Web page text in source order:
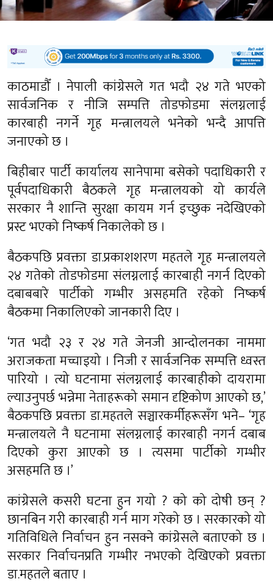
काठमाडौँ । नेपाली कांग्रेसले गत भदौ २४ गते भएको
सार्वजनिक र नीजि सम्पत्ति तोडफोडमा संलग्नलाई
कारबाही नगर्ने गृह मन्त्रालयले भनेको भन्दै आपत्ति
जनाएको छ ।
बिहीबार पार्टी कार्यालय सानेपामा बसेको पदाधिकारी र
पूर्वपदाधिकारी बैठकले गृह मन्त्रालयको यो कार्यले
सरकार नै शान्ति सुरक्षा कायम गर्न इच्छुक नदेखिएको
प्रस्ट भएको निष्कर्ष निकालेको छ ।
बैठकपछि प्रवक्ता डा.प्रकाशशरण महतले गृह मन्त्रालयले
२४ गतेको तोडफोडमा संलग्नलाई कारबाही नगर्न दिएको
दबाबबारे पार्टीको गम्भीर असहमति रहेको निष्कर्ष
बैठकमा निकालिएको जानकारी दिए ।
‘गत भदौ २३ र २४ गते जेनजी आन्दोलनका नाममा
अराजकता मच्चाइयो । निजी र सार्वजनिक सम्पत्ति ध्वस्त
पारियो । त्यो घटनामा संलग्नलाई कारबाहीको दायरामा
ल्याउनुपर्छ भन्नेमा नेताहरूको समान दृष्टिकोण आएको छ,’
बैठकपछि प्रवक्ता डा.महतले सञ्चारकर्मीहरूसँग भने– ‘गृह
मन्त्रालयले नै घटनामा संलग्नलाई कारबाही नगर्न दबाब
दिएको कुरा आएको छ । त्यसमा पार्टीको गम्भीर
असहमति छ ।’
कांग्रेसले कसरी घटना हुन गयो ? को को दोषी छन् ?
छानबिन गरी कारबाही गर्न माग गरेको छ । सरकारको यो
गतिविधिले निर्वाचन हुन नसक्ने कांग्रेसले बताएको छ ।
सरकार निर्वाचनप्रति गम्भीर नभएको देखिएको प्रवक्ता
डा.महतले बताए ।